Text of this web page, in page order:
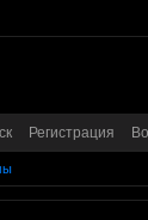
Регистрация